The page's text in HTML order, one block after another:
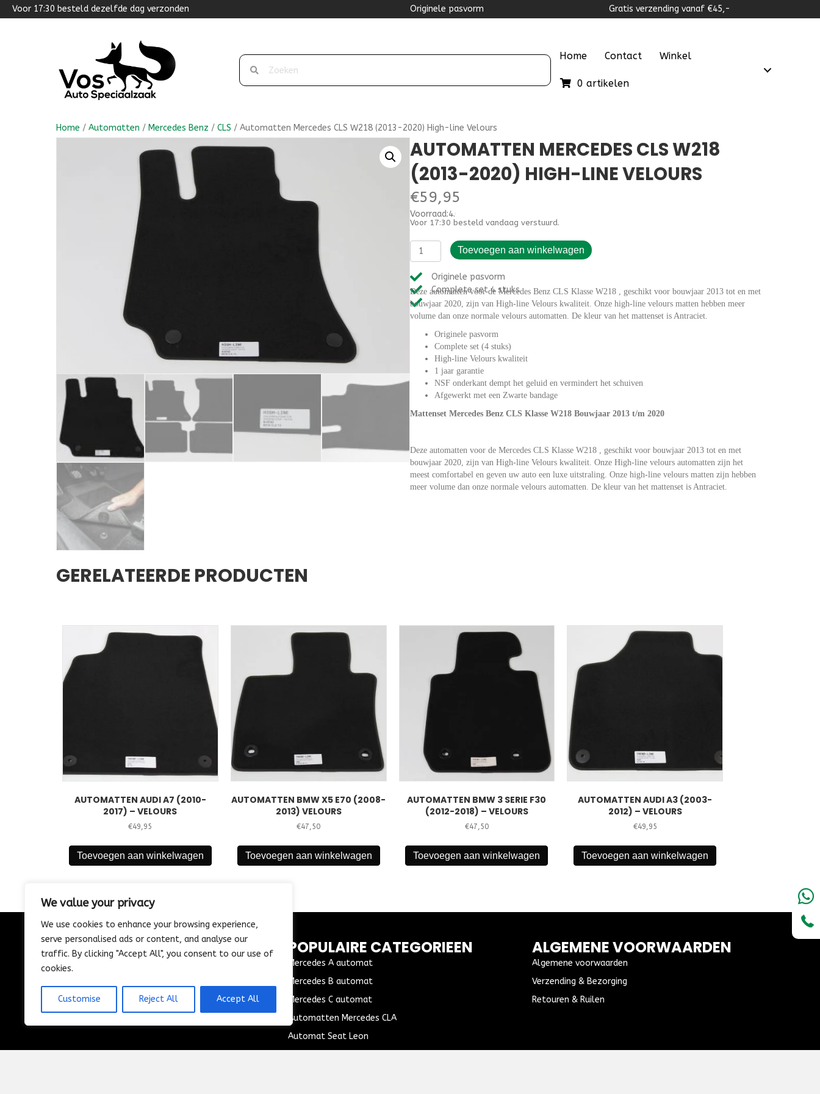
We value your privacy
We use cookies to enhance your browsing experience,
serve personalised ads or content, and analyse our
traffic. By clicking "Accept All", you consent to our use of
cookies.
Customise Reject All Accept All
Voor 17:30 besteld dezelfde dag verzonden Originele pasvorm Gratis verzending vanaf €45,-
Home Contact Winkel
0 artikelen
Home / Automatten / Mercedes Benz / CLS / Automatten Mercedes CLS W218 (2013-2020) High-line Velours
AUTOMATTEN MERCEDES CLS W218
(2013-2020) HIGH-LINE VELOURS
€59,95
Voorraad:4.000000
Voor 17:30 besteld vandaag verstuurd.
Automatten
Mercedes
CLS
W218
(2013-
2020)
High-
Velours
aantal
Toevoegen aan winkelwagen
Originele pasvorm
Complete set 4 stuks
Deze automatten voor de Mercedes Benz CLS Klasse W218 , geschikt voor bouwjaar 2013 tot en met
bouwjaar 2020, zijn van High-line Velours kwaliteit. Onze high-line velours matten hebben meer
volume dan onze normale velours automatten. De kleur van het mattenset is Antraciet.
Originele pasvorm
Complete set (4 stuks)
High-line Velours kwaliteit
1 jaar garantie
NSF onderkant dempt het geluid en vermindert het schuiven
Afgewerkt met een Zwarte bandage
Mattenset Mercedes Benz CLS Klasse W218 Bouwjaar 2013 t/m 2020
Deze automatten voor de Mercedes CLS Klasse W218 , geschikt voor bouwjaar 2013 tot en met
bouwjaar 2020, zijn van High-line Velours kwaliteit. Onze High-line velours automatten zijn het
meest comfortabel en geven uw auto een luxe uitstraling. Onze high-line velours matten zijn hebben
meer volume dan onze normale velours automatten. De kleur van het mattenset is Antraciet.
GERELATEERDE PRODUCTEN
AUTOMATTEN AUDI A7 (2010-
2017) – VELOURS
€49,95
Toevoegen aan winkelwagen
AUTOMATTEN BMW X5 E70 (2008-
2013) VELOURS
€47,50
Toevoegen aan winkelwagen
AUTOMATTEN BMW 3 SERIE F30
(2012-2018) – VELOURS
€47,50
Toevoegen aan winkelwagen
AUTOMATTEN AUDI A3 (2003-
2012) – VELOURS
€49,95
Toevoegen aan winkelwagen
CONTACT
085-1302975
Nijverheidstraat 21
Wijk en Aalburg
info@vosautospeciaalzaak.nl
POPULAIRE CATEGORIEEN
Mercedes A automat
Mercedes B automat
Mercedes C automat
Automatten Mercedes CLA
Automat Seat Leon
ALGEMENE VOORWAARDEN
Algemene voorwaarden
Verzending & Bezorging
Retouren & Ruilen